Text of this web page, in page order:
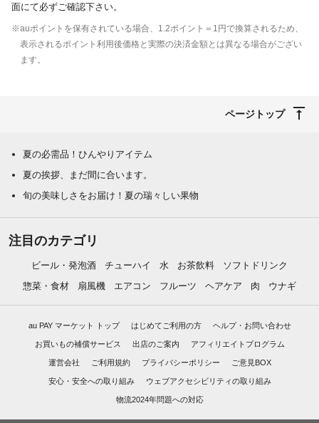
面にて必ずご確認下さい。
※auポイントを保有されている場合、1.2ポイント＝1円で換算されるため、
表示されるポイント利用後価格と実際の決済金額とは異なる場合がござい
ます。
ページトップ
夏の必需品！ひんやりアイテム
夏の挨拶、まだ間に合います。
旬の美味しさをお届け！夏の瑞々しい果物
注目のカテゴリ
ビール・発泡酒 チューハイ 水 お茶飲料
ソフトドリンク
惣菜・食材
扇風機 エアコン フルーツ ヘアケア 肉 ウナギ
au PAY マーケット トップ はじめてご利用の方 ヘルプ・お問い合わせ
お買いもの補償サービス 出店のご案内 アフィリエイトプログラム
運営会社 ご利用規約 プライバシーポリシー ご意見BOX
安心・安全への取り組み ウェブアクセシビリティの取り組み
物流2024年問題への対応